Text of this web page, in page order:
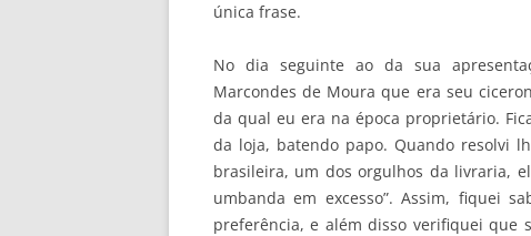
única frase.
No dia seguinte ao da sua
Marcondes de Moura que era seu
da qual eu era na época proprietário.
da loja, batendo papo. Quando resolvi
brasileira, um dos orgulhos da livraria,
umbanda em excesso”. Assim, fiquei
preferência, e além disso verifiquei que